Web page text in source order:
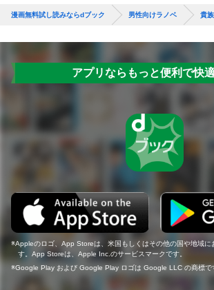
漫画無料試し読みならdブック 男性向けラノベ 貴
アプリならもっと便利で快
Appleのロゴ、App Storeは、米国もしくはその他の国や地域
す。App Storeは、Apple Inc.のサービスマークです。
Google Play および Google Play ロゴは Google LLC の商標で